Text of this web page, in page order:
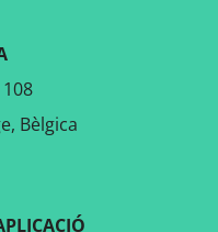
Bèlgica